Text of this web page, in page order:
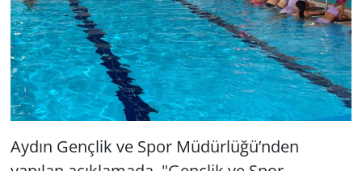
Aydın Gençlik ve Spor Müdürlüğü’nden